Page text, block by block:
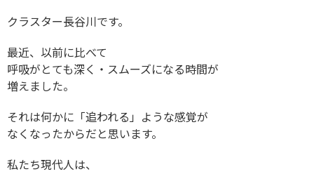
クラスター長谷川です。
最近、以前に比べて
呼吸がとても深く・スムーズになる時間が
増えました。
それは何かに「追われる」ような感覚が
なくなったからだと思います。
私たち現代人は、